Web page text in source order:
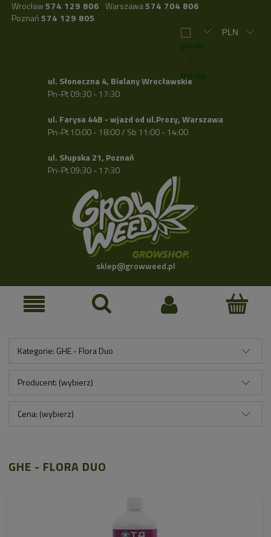
Wrocław 574 129 806 Warszawa574 704 806
Poznań 574 129 805
ul. Słoneczna 4, Bielany Wrocławskie
Pn-Pt 09:30 - 17:30
ul. Farysa 44B - wjazd od ul.Prozy, Warszawa
Pn-Pt 10:00 - 18:00 / Sb 11:00 - 14:00
ul. Słupska 21, Poznań
Pn-Pt 09:30 - 17:30
sklep@growweed.pl
Kategorie: GHE - Flora Duo
Producent: (wybierz)
Cena: (wybierz)
GHE - FLORA DUO